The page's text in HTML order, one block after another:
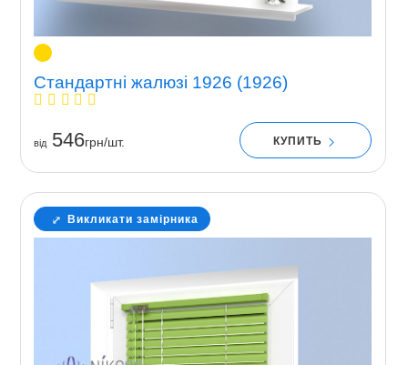
Стандартні жалюзі 1926 (1926)
вiд546грн/шт. КУПИТЬ
Викликати замірника